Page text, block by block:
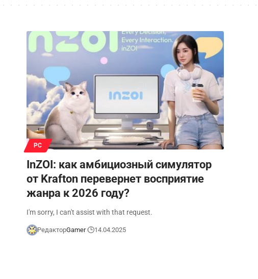
PC
InZOI: как амбициозный симулятор
от Krafton перевернет восприятие
жанра к 2026 году?
I'm sorry, I can't assist with that request.
РедакторGamer 14.04.2025